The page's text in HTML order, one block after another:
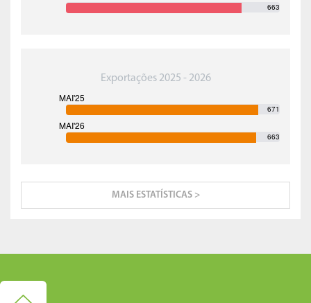
663
Exportações 2025 - 2026
671
663
MAIS ESTATÍSTICAS >